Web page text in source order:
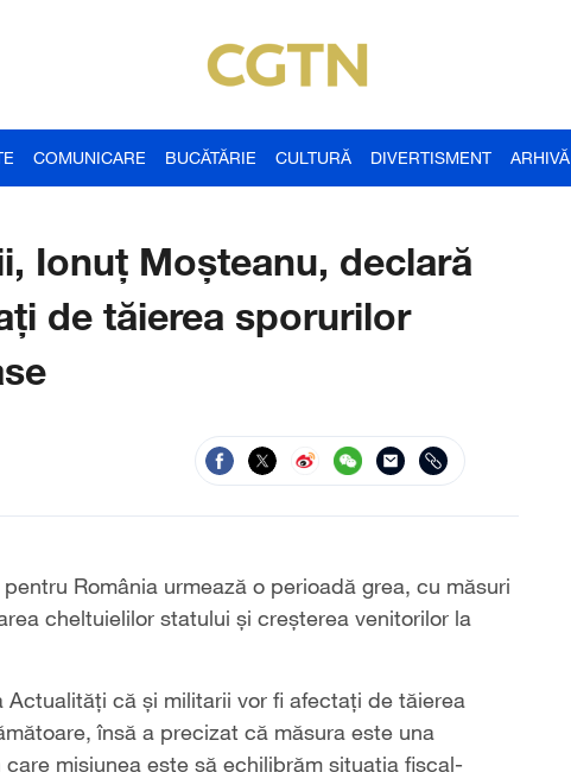
COMUNICARE BUCĂTĂRIE CULTURĂ DIVERTISMENT ARHIVĂ
Ionuț Moșteanu, declară
de tăierea sporurilor
România urmează o perioadă grea, cu măsuri
cheltuielilor statului și creșterea venitorilor la
că și militarii vor fi afectați de tăierea
însă a precizat că măsura este una
misiunea este să echilibrăm situația fiscal-